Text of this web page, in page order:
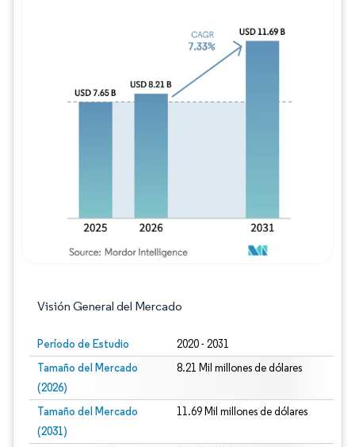
Visión General del Mercado
Período de Estudio 2020 - 2031
Tamaño del Mercado
(2026)
8.21 Mil millones de dólares
Tamaño del Mercado
(2031)
11.69 Mil millones de dólares